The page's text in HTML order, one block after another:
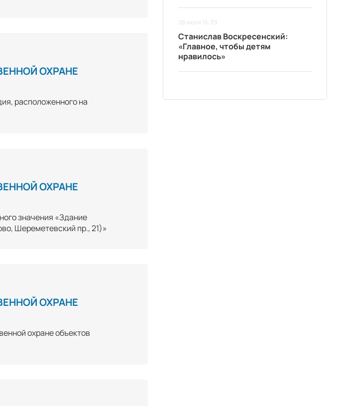
ОХРАНЕ
расположенного на
ОХРАНЕ
значения «Здание
Шереметевский пр., 21)»
ОХРАНЕ
охране объектов
28 июля 16:39
Станислав Воскресенский:
«Главное, чтобы детям
нравилось»